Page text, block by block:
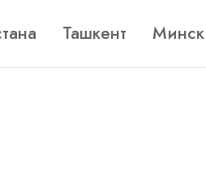
Ташкент Минск